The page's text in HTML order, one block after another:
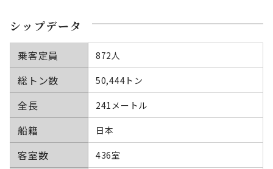
シップデータ
乗客定員 872人
総トン数 50,444トン
全長 241メートル
船籍 日本
客室数 436室